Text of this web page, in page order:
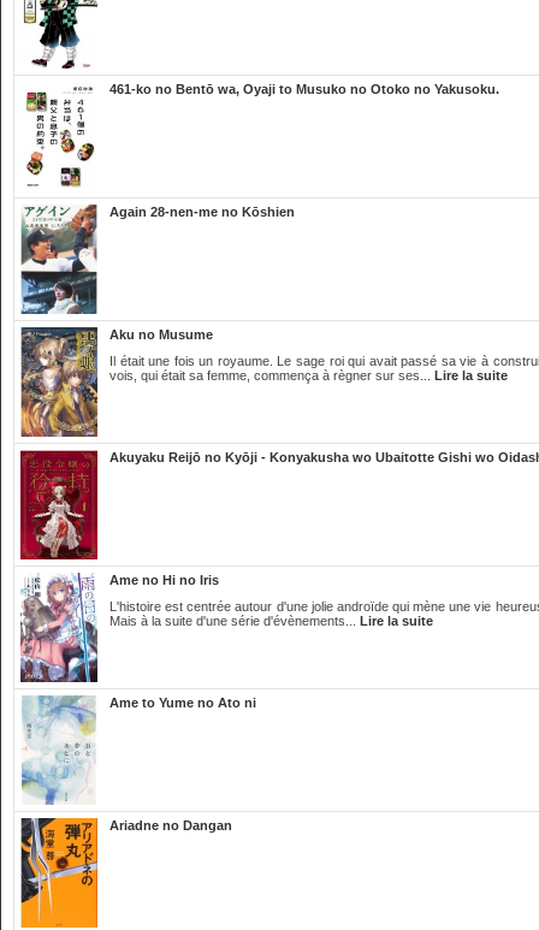
461-ko no Bentō wa, Oyaji to Musuko no Otoko no Yakusoku.
Again 28-nen-me no Kōshien
Aku no Musume
Il était une fois un royaume. Le sage roi qui avait passé sa vie à
vois, qui était sa femme, commença à règner sur ses... Lire la suite
Akuyaku Reijō no Kyōji - Konyakusha wo Ubaitotte Gishi wo
Ame no Hi no Iris
L'histoire est centrée autour d'une jolie androïde qui mène une vie
Mais à la suite d'une série d'évènements... Lire la suite
Ame to Yume no Ato ni
Ariadne no Dangan